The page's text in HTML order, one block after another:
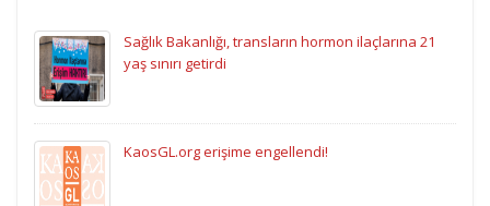
Sağlık Bakanlığı, transların hormon ilaçlarına 21
yaş sınırı getirdi
KaosGL.org erişime engellendi!